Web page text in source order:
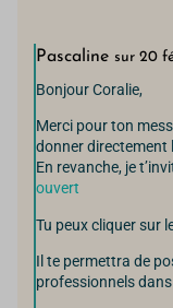
Pascaline sur 20
Bonjour Coralie,
Merci pour ton
donner directement
En revanche, je
ouvert
Tu peux cliquer sur
Il te permettra de
professionnels